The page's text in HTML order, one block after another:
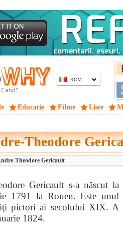
ROM
Educatie Filme Liste
Theodore
Theodore Gericault
Gericault s-a născut la
1791 la Rouen. Este unul
pictori ai secolului XIX. A
1824.